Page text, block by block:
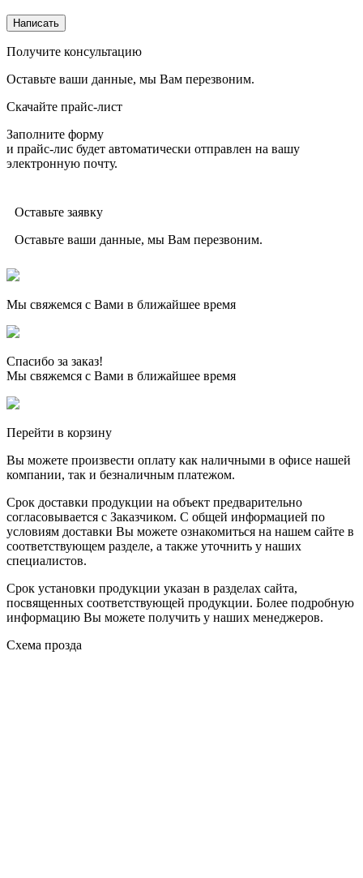
Написать
Получите консультацию
Оставьте ваши данные, мы Вам перезвоним.
Скачайте прайс-лист
Заполните форму
и прайс-лис будет автоматически отправлен на вашу
электронную почту.
Оставьте заявку
Оставьте ваши данные, мы Вам перезвоним.
Мы свяжемся с Вами в ближайшее время
Спасибо за заказ!
Мы свяжемся с Вами в ближайшее время
Перейти в корзину
Вы можете произвести оплату как наличными в офисе нашей
компании, так и безналичным платежом.
Срок доставки продукции на объект предварительно
согласовывается с Заказчиком. С общей информацией по
условиям доставки Вы можете ознакомиться на нашем сайте в
соответствующем разделе, а также уточнить у наших
специалистов.
Срок установки продукции указан в разделах сайта,
посвященных соответствующей продукции. Более подробную
информацию Вы можете получить у наших менеджеров.
Схема прозда